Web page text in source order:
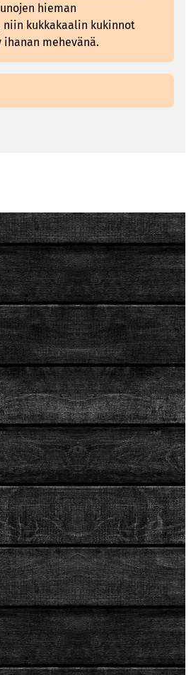
hieman
kukkakaalin kukinnot
mehevänä.